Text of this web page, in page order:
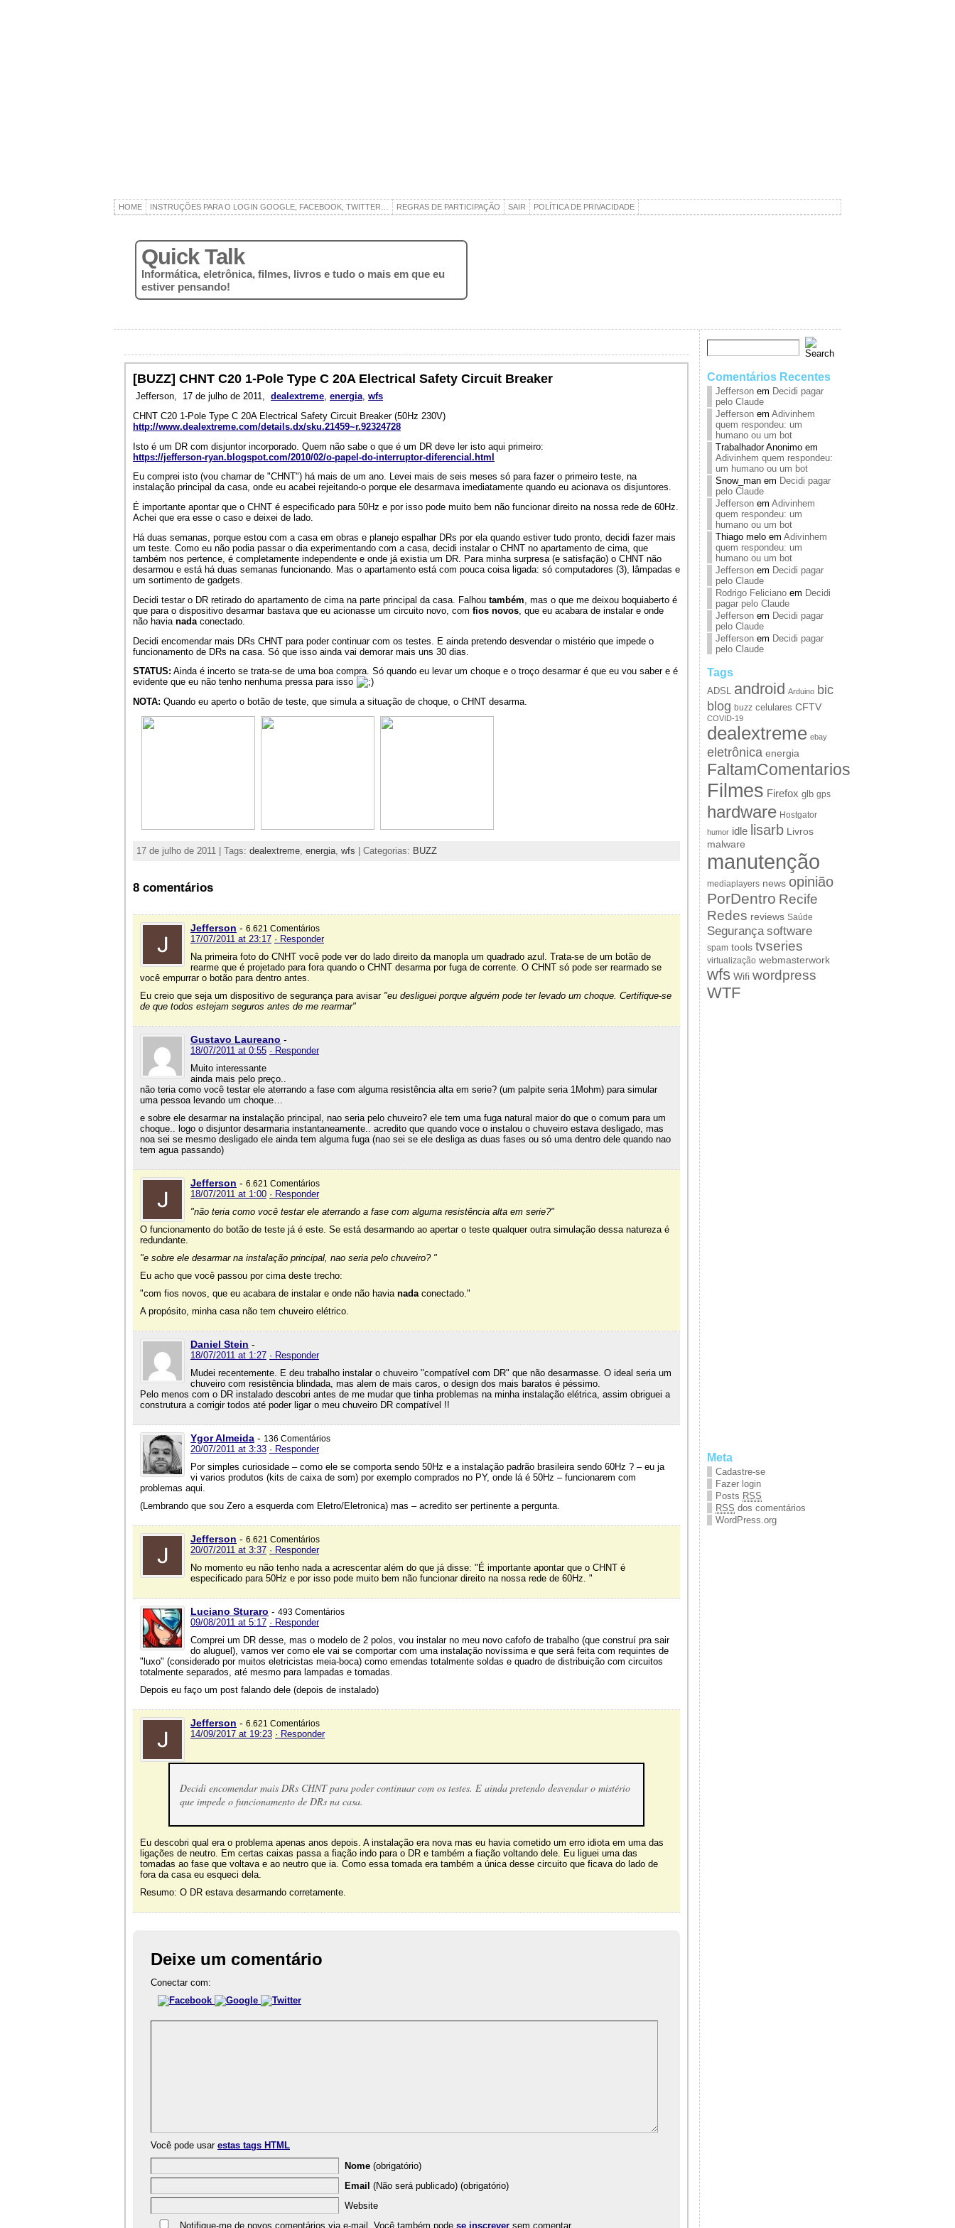
HOME INSTRUÇÕES PARA O LOGIN GOOGLE, FACEBOOK, TWITTER… REGRAS DE PARTICIPAÇÃO SAIR POLÍTICA DE PRIVACIDADE
Quick Talk
Informática, eletrônica, filmes, livros e tudo o mais em que eu
estiver pensando!
[BUZZ] CHNT C20 1-Pole Type C 20A Electrical Safety Circuit Breaker
Jefferson, 17 de julho de 2011, dealextreme, energia, wfs
CHNT C20 1-Pole Type C 20A Electrical Safety Circuit Breaker (50Hz 230V)
http://www.dealextreme.com/details.dx/sku.21459~r.92324728
Isto é um DR com disjuntor incorporado. Quem não sabe o que é um DR deve ler isto aqui primeiro:
https://jefferson-ryan.blogspot.com/2010/02/o-papel-do-interruptor-diferencial.html
Eu comprei isto (vou chamar de "CHNT") há mais de um ano. Levei mais de seis meses só para fazer o primeiro teste, na
instalação principal da casa, onde eu acabei rejeitando-o porque ele desarmava imediatamente quando eu acionava os disjuntores.
É importante apontar que o CHNT é especificado para 50Hz e por isso pode muito bem não funcionar direito na nossa rede de 60Hz.
Achei que era esse o caso e deixei de lado.
Há duas semanas, porque estou com a casa em obras e planejo espalhar DRs por ela quando estiver tudo pronto, decidi fazer mais
um teste. Como eu não podia passar o dia experimentando com a casa, decidi instalar o CHNT no apartamento de cima, que
também nos pertence, é completamente independente e onde já existia um DR. Para minha surpresa (e satisfação) o CHNT não
desarmou e está há duas semanas funcionando. Mas o apartamento está com pouca coisa ligada: só computadores (3), lâmpadas e
um sortimento de gadgets.
Decidi testar o DR retirado do apartamento de cima na parte principal da casa. Falhou também , mas o que me deixou boquiaberto é
que para o dispositivo desarmar bastava que eu acionasse um circuito novo, com fios novos , que eu acabara de instalar e onde
não havia nada conectado.
Decidi encomendar mais DRs CHNT para poder continuar com os testes. E ainda pretendo desvendar o mistério que impede o
funcionamento de DRs na casa. Só que isso ainda vai demorar mais uns 30 dias.
STATUS: Ainda é incerto se trata-se de uma boa compra. Só quando eu levar um choque e o troço desarmar é que eu vou saber e é
evidente que eu não tenho nenhuma pressa para isso
NOTA: Quando eu aperto o botão de teste, que simula a situação de choque, o CHNT desarma.
17 de julho de 2011 | Tags: dealextreme energia wfs | Categorias: BUZZ
8 comentários
Jefferson - 6.621 Comentários
17/07/2011 at 23:17 · Responder
Na primeira foto do CNHT você pode ver do lado direito da manopla um quadrado azul. Trata-se de um botão de
rearme que é projetado para fora quando o CHNT desarma por fuga de corrente. O CHNT só pode ser rearmado se
você empurrar o botão para dentro antes.
Eu creio que seja um dispositivo de segurança para avisar "eu desliguei porque alguém pode ter levado um choque. Certifique-se
de que todos estejam seguros antes de me rearmar"
Gustavo Laureano -
18/07/2011 at 0:55 · Responder
Muito interessante
ainda mais pelo preço..
não teria como você testar ele aterrando a fase com alguma resistência alta em serie? (um palpite seria 1Mohm) para simular
uma pessoa levando um choque…
e sobre ele desarmar na instalação principal, nao seria pelo chuveiro? ele tem uma fuga natural maior do que o comum para um
choque.. logo o disjuntor desarmaria instantaneamente.. acredito que quando voce o instalou o chuveiro estava desligado, mas
noa sei se mesmo desligado ele ainda tem alguma fuga (nao sei se ele desliga as duas fases ou só uma dentro dele quando nao
tem agua passando)
Jefferson - 6.621 Comentários
18/07/2011 at 1:00 · Responder
"não teria como você testar ele aterrando a fase com alguma resistência alta em serie?"
O funcionamento do botão de teste já é este. Se está desarmando ao apertar o teste qualquer outra simulação dessa natureza é
redundante.
"e sobre ele desarmar na instalação principal, nao seria pelo chuveiro? "
Eu acho que você passou por cima deste trecho:
"com fios novos, que eu acabara de instalar e onde não havia nadaconectado."
A propósito, minha casa não tem chuveiro elétrico.
Daniel Stein -
18/07/2011 at 1:27 · Responder
Mudei recentemente. E deu trabalho instalar o chuveiro "compatível com DR" que não desarmasse. O ideal seria um
chuveiro com resistência blindada, mas alem de mais caros, o design dos mais baratos é péssimo.
Pelo menos com o DR instalado descobri antes de me mudar que tinha problemas na minha instalação elétrica, assim obriguei a
construtura a corrigir todos até poder ligar o meu chuveiro DR compatível !!
Ygor Almeida - 136 Comentários
20/07/2011 at 3:33 · Responder
Por simples curiosidade – como ele se comporta sendo 50Hz e a instalação padrão brasileira sendo 60Hz ? – eu ja
vi varios produtos (kits de caixa de som) por exemplo comprados no PY, onde lá é 50Hz – funcionarem com
problemas aqui.
(Lembrando que sou Zero a esquerda com Eletro/Eletronica) mas – acredito ser pertinente a pergunta.
Jefferson - 6.621 Comentários
20/07/2011 at 3:37 · Responder
No momento eu não tenho nada a acrescentar além do que já disse: "É importante apontar que o CHNT é
especificado para 50Hz e por isso pode muito bem não funcionar direito na nossa rede de 60Hz. "
Luciano Sturaro - 493 Comentários
09/08/2011 at 5:17 · Responder
Comprei um DR desse, mas o modelo de 2 polos, vou instalar no meu novo cafofo de trabalho (que construí pra sair
do aluguel), vamos ver como ele vai se comportar com uma instalação novíssima e que será feita com requintes de
"luxo" (considerado por muitos eletricistas meia-boca) como emendas totalmente soldas e quadro de distribuição com circuitos
totalmente separados, até mesmo para lampadas e tomadas.
Depois eu faço um post falando dele (depois de instalado)
Jefferson - 6.621 Comentários
14/09/2017 at 19:23 · Responder
Decidi encomendar mais DRs CHNT para poder continuar com os testes. E ainda pretendo desvendar o mistério
que impede o funcionamento de DRs na casa.
Eu descobri qual era o problema apenas anos depois. A instalação era nova mas eu havia cometido um erro idiota em uma das
ligações de neutro. Em certas caixas passa a fiação indo para o DR e também a fiação voltando dele. Eu liguei uma das
tomadas ao fase que voltava e ao neutro que ia. Como essa tomada era também a única desse circuito que ficava do lado de
fora da casa eu esqueci dela.
Resumo: O DR estava desarmando corretamente.
Deixe um comentário
Conectar com:
Você pode usar estas tags HTML
Nome (obrigatório)
Email (Não será publicado) (obrigatório)
Website
Notifique-me de novos comentários via e-mail. Você também pode se inscrever sem comentar.
Comentários Recentes
Jefferson em Decidi pagar
pelo Claude
Jefferson em Adivinhem
quem respondeu: um
humano ou um bot
Trabalhador Anonimo em
Adivinhem quem respondeu:
um humano ou um bot
Snow_man em Decidi pagar
pelo Claude
Jefferson em Adivinhem
quem respondeu: um
humano ou um bot
Thiago melo em Adivinhem
quem respondeu: um
humano ou um bot
Jefferson em Decidi pagar
pelo Claude
Rodrigo Feliciano em Decidi
pagar pelo Claude
Jefferson em Decidi pagar
pelo Claude
Jefferson em Decidi pagar
pelo Claude
Tags
ADSL android Arduino bic
blog buzz celulares CFTV
COVID-19
dealextreme ebay
eletrônica energia
FaltamComentarios
Filmes Firefox glb gps
hardware Hostgator
humor idle lisarb Livros
malware
manutenção
mediaplayers news opinião
PorDentro Recife
Redes reviews Saúde
Segurança software
spam tools tvseries
virtualização webmasterwork
wfs Wifi wordpress
WTF
Meta
Cadastre-se
Fazer login
Posts RSS
RSS dos comentários
WordPress.org